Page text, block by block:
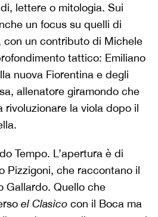
lettere o mitologia. Sui
un focus su quelli di
con un contributo di Michele
tattico: Emiliano
nuova Fiorentina e degli
allenatore giramondo che
rivoluzionare la viola dopo il
Tempo. L’apertura è di
Pizzigoni, che raccontano il
Gallardo. Quello che
el Clasìco con il Boca ma